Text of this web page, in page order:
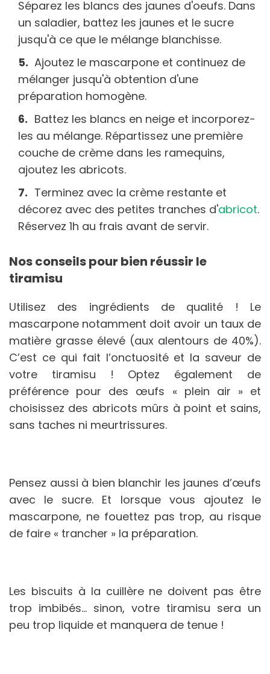
Séparez les blancs des jaunes d'oeufs. Dans
un saladier, battez les jaunes et le sucre
jusqu'à ce que le mélange blanchisse.
Ajoutez le mascarpone et continuez de
mélanger jusqu'à obtention d'une
préparation homogène.
Battez les blancs en neige et incorporez-
les au mélange. Répartissez une première
couche de crème dans les ramequins,
ajoutez les abricots.
Terminez avec la crème restante et
décorez avec des petites tranches d'abricot.
Réservez 1h au frais avant de servir.
Nos conseils pour bien réussir le
tiramisu
Utilisez des ingrédients de qualité ! Le
mascarpone notamment doit avoir un taux de
matière grasse élevé (aux alentours de 40%).
C’est ce qui fait l’onctuosité et la saveur de
votre tiramisu ! Optez également de
préférence pour des œufs « plein air » et
choisissez des abricots mûrs à point et sains,
sans taches ni meurtrissures.
Pensez aussi à bien blanchir les jaunes d’œufs
avec le sucre. Et lorsque vous ajoutez le
mascarpone, ne fouettez pas trop, au risque
de faire « trancher » la préparation.
Les biscuits à la cuillère ne doivent pas être
trop imbibés… sinon, votre tiramisu sera un
peu trop liquide et manquera de tenue !